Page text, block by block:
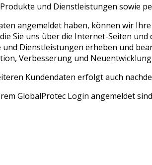
und Dienstleistungen sowie
angemeldet haben, können wir
Sie uns über die Internet-Seiten
Dienstleistungen erheben und
Verbesserung und
Kundendaten erfolgt auch
GlobalProtec Login angemeldet